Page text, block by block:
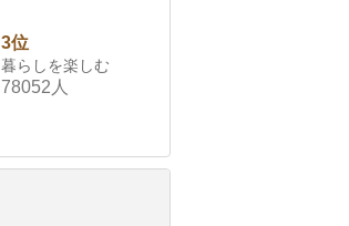
3位
暮らしを楽しむ
78052人